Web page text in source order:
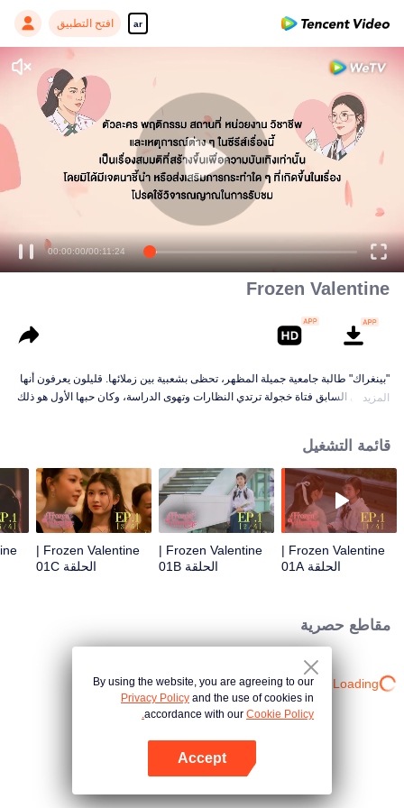
ar افتح التطبيق
00:00:00/00:11:24
Frozen Valentine
"بينغراك" طالبة جامعية جميلة المظهر، تحظى بشعبية بين زملائها. قليلون يعرفون أنها
كانت في السابق فتاة خجولة ترتدي النظارات وتهوى الدراسة، وكان حبها الأول هو ذلك
هي نفسها تلك الطفلة التي كانت ترتدي النظارات وتتبعها في كل مكان. فماذا سيكون
رأيها لو علمت أن هذه الفتاة كانت معجوبة بها بشدة في الماضي؟
المزيد
قائمة التشغيل
Frozen Valentine |
الحلقة 01A
Frozen Valentine |
الحلقة 01B
Frozen Valentine |
الحلقة 01C
مقاطع حصرية
Loading…
By using the website, you are agreeing to our
Privacy Policy and the use of cookies in
accordance with our Cookie Policy.
Accept